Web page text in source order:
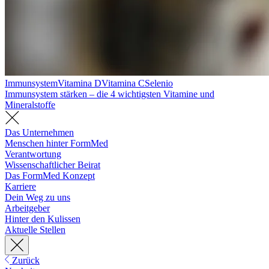
ImmunsystemVitamina DVitamina CSelenio
Immunsystem stärken – die 4 wichtigsten Vitamine und
Mineralstoffe
Das Unternehmen
Menschen hinter FormMed
Verantwortung
Wissenschaftlicher Beirat
Das FormMed Konzept
Karriere
Dein Weg zu uns
Arbeitgeber
Hinter den Kulissen
Aktuelle Stellen
Zurück